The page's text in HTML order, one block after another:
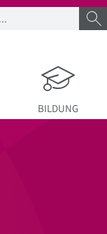
SUCHE
BILDUNG